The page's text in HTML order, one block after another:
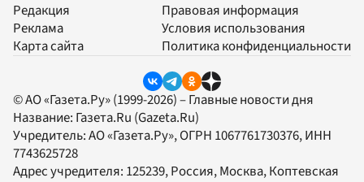
Редакция
Реклама
Карта сайта
Правовая информация
Условия использования
Политика конфиденциальности
© АО «Газета.Ру» (1999-2026) – Главные новости дня
Название: Газета.Ru (Gazeta.Ru)
Учредитель:АО «Газета.Ру», ОГРН 1067761730376, ИНН
7743625728
Адрес учредителя: 125239, Россия, Москва, Коптевская